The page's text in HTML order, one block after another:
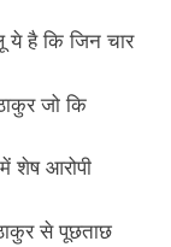
ये है कि जिन चार
जो कि
शेष आरोपी
से पूछताछ